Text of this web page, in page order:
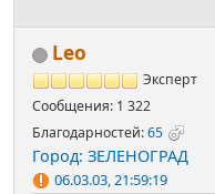
Leo
Эксперт
Сообщения: 1 322
Благодарностей:65
Город: ЗЕЛЕНОГРАД
06.03.03, 21:59:19